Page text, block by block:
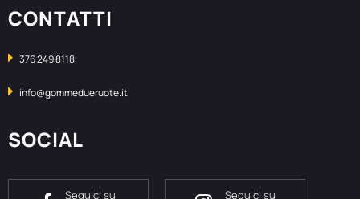
CONTATTI
376 249 8118
info@gommedueruote.it
SOCIAL
Seguici su Seguici su